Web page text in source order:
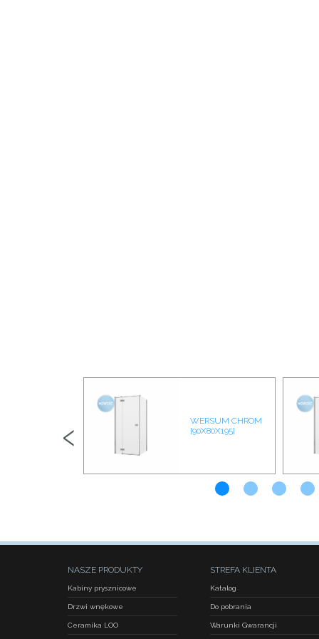
WERSUM CHROM
[90X80X195]
‹
NASZE PRODUKTY
Kabiny prysznicowe
Drzwi wnękowe
Ceramika LOO
STREFA KLIENTA
Katalog
Do pobrania
Warunki Gwarancji